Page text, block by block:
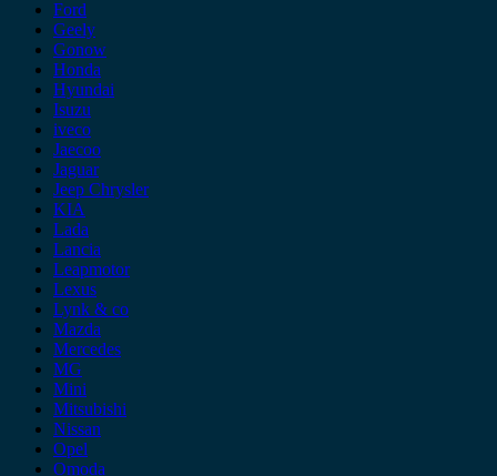
Ford
Geely
Gonow
Honda
Hyundai
Isuzu
iveco
Jaecoo
Jaguar
Jeep Chrysler
KIA
Lada
Lancia
Leapmotor
Lexus
Lynk & co
Mazda
Mercedes
MG
Mini
Mitsubishi
Nissan
Opel
Omoda